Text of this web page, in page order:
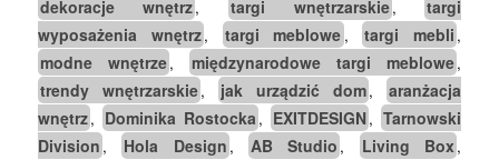
dekoracje wnętrz, targi wnętrzarskie,
targi
wyposażenia wnętrz, targi meblowe , targi mebli ,
modne wnętrze, międzynarodowe targi meblowe,
trendy wnętrzarskie, jak urządzić dom,
aranżacja
wnętrz, Dominika Rostocka , EXITDESIGN, Tarnowski
Division , Hola Design , AB Studio , Living Box ,